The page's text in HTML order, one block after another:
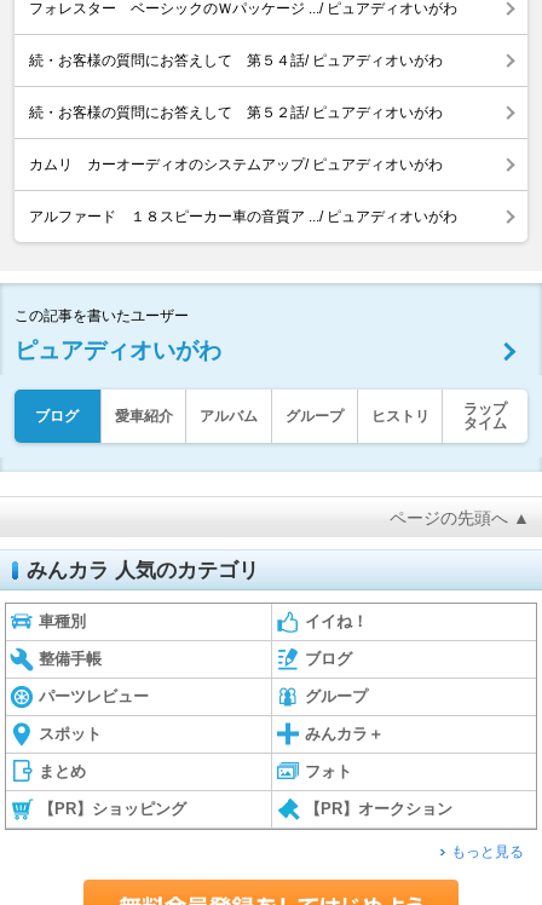
フォレスター ベーシックのＷパッケージ .../ ピュアディオいがわ
続・お客様の質問にお答えして 第５４話/ ピュアディオいがわ
続・お客様の質問にお答えして 第５２話/ ピュアディオいがわ
カムリ カーオーディオのシステムアップ/ ピュアディオいがわ
アルファード １８スピーカー車の音質ア .../ ピュアディオいがわ
この記事を書いたユーザー
ピュアディオいがわ
ブログ 愛車紹介 アルバム グループ ヒストリ
ラップ
タイム
ページの先頭へ ▲
みんカラ 人気のカテゴリ
車種別 イイね！
整備手帳 ブログ
パーツレビュー グループ
スポット みんカラ＋
まとめ フォト
【PR】ショッピング 【PR】オークション
もっと見る